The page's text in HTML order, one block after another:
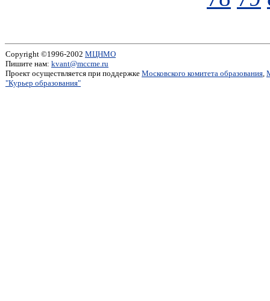
Copyright ©1996-2002 МЦНМО
Пишите нам: kvant@mccme.ru
Проект осуществляется при поддержке Московского комитета образования,
"Курьер образования"